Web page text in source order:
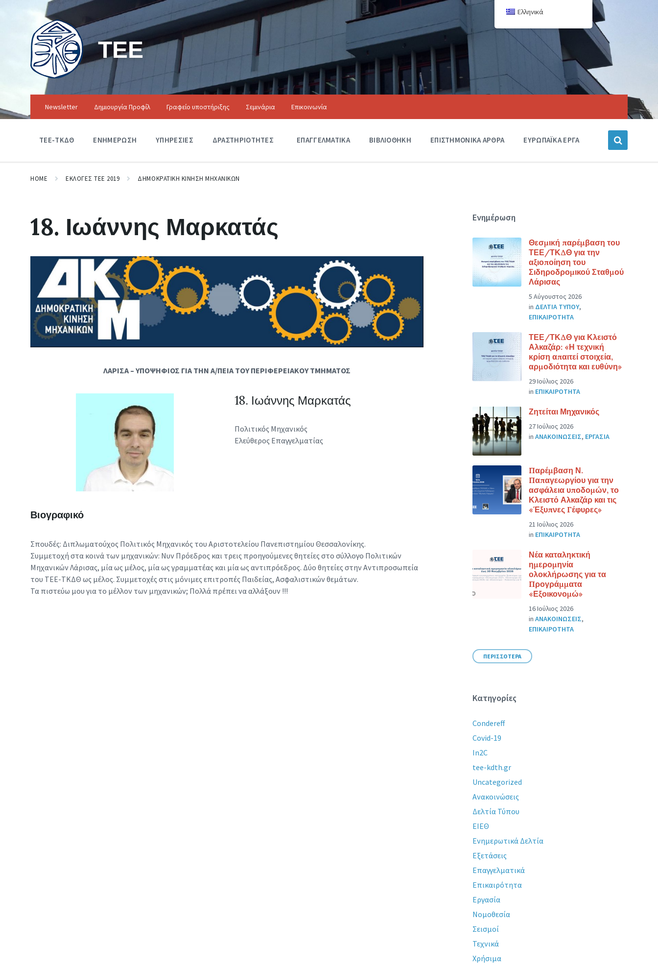
ΤΕΕ
Newsletter Δημιουργία Προφίλ Γραφείο υποστήριξης Σεμινάρια Επικοινωνία
ΤΕΕ-ΤΚΔΘ ΕΝΗΜΕΡΩΣΗ ΥΠΗΡΕΣΙΕΣ ΔΡΑΣΤΗΡΙΟΤΗΤΕΣ
ΔΕΠΑΓΓΕΛΜΑΤΙΚΑ ΒΙΒΛΙΟΘΗΚΗ ΕΠΙΣΤΗΜΟΝΙΚΑ ΑΡΘΡΑ ΕΥΡΩΠΑΪΚΑ ΕΡΓΑ
HOME ΕΚΛΟΓΕΣ ΤΕΕ 2019 ΔΗΜΟΚΡΑΤΙΚΗ ΚΙΝΗΣΗ ΜΗΧΑΝΙΚΩΝ
18. Ιωάννης Μαρκατάς
ΛΑΡΙΣΑ – ΥΠΟΨΗΦΙΟΣ ΓΙΑ ΤΗΝ Α/ΠΕΙΑ ΤΟΥ ΠΕΡΙΦΕΡΕΙΑΚΟΥ ΤΜΗΜΑΤΟΣ
18. Ιωάννης Μαρκατάς
Πολιτικός Μηχανικός
Ελεύθερος Επαγγελματίας
Βιογραφικό
Σπουδές: Διπλωματούχος Πολιτικός Μηχανικός του Αριστοτελείου Πανεπιστημίου Θεσσαλονίκης.
Συμμετοχή στα κοινά των μηχανικών: Νυν Πρόεδρος και τρεις προηγούμενες θητείες στο σύλλογο Πολιτικών
Μηχανικών Λάρισας, μία ως μέλος, μία ως γραμματέας και μία ως αντιπρόεδρος. Δύο θητείες στην Αντιπροσωπεία
του ΤΕΕ-ΤΚΔΘ ως μέλος. Συμμετοχές στις μόνιμες επιτροπές Παιδείας, Ασφαλιστικών θεμάτων.
Τα πιστεύω μου για το μέλλον των μηχανικών; Πολλά πρέπει να αλλάξουν !!!
Ενημέρωση
Θεσμική παρέμβαση του
ΤΕΕ/ΤΚΔΘ για την
αξιοποίηση του
Σιδηροδρομικού Σταθμού
Λάρισας
5 Αύγουστος 2026
in ΔΕΛΤΙΑ ΤΥΠΟΥ,
ΕΠΙΚΑΙΡΟΤΗΤΑ
ΤΕΕ/ΤΚΔΘ για Κλειστό
Αλκαζάρ: «Η τεχνική
κρίση απαιτεί στοιχεία,
αρμοδιότητα και ευθύνη»
29 Ιούλιος 2026
in ΕΠΙΚΑΙΡΟΤΗΤΑ
Ζητείται Μηχανικός
27 Ιούλιος 2026
inΑΝΑΚΟΙΝΩΣΕΙΣ, ΕΡΓΑΣΙΑ
Παρέμβαση Ν.
Παπαγεωργίου για την
ασφάλεια υποδομών, το
Κλειστό Αλκαζάρ και τις
«Έξυπνες Γέφυρες»
21 Ιούλιος 2026
in ΕΠΙΚΑΙΡΟΤΗΤΑ
Νέα καταληκτική
ημερομηνία
ολοκλήρωσης για τα
Προγράμματα
«Εξοικονομώ»
16 Ιούλιος 2026
inΑΝΑΚΟΙΝΩΣΕΙΣ,
ΕΠΙΚΑΙΡΟΤΗΤΑ
ΠΕΡΙΣΣΟΤΕΡΑ
Κατηγορίες
Condereff
Covid-19
In2C
tee-kdth.gr
Uncategorized
Ανακοινώσεις
Δελτία Τύπου
ΕΙΕΘ
Ενημερωτικά Δελτία
Εξετάσεις
Επαγγελματικά
Επικαιρότητα
Εργασία
Νομοθεσία
Σεισμοί
Τεχνικά
Χρήσιμα
Ελληνικά